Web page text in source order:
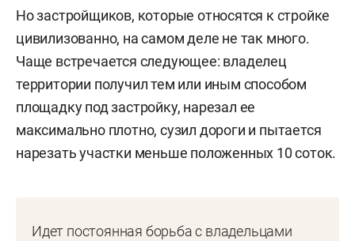
Но застройщиков, которые относятся к стройке
цивилизованно, на самом деле не так много.
Чаще встречается следующее: владелец
территории получил тем или иным способом
площадку под застройку, нарезал ее
максимально плотно, сузил дороги и пытается
нарезать участки меньше положенных 10 соток.
Идет постоянная борьба с владельцами